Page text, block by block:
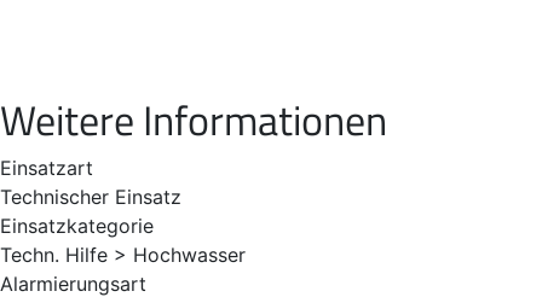
Weitere Informationen
Einsatzart
Technischer Einsatz
Einsatzkategorie
Techn. Hilfe > Hochwasser
Alarmierungsart